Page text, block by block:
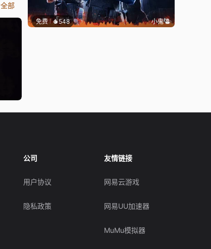
部
免费 548 小鬼
公司
用户协议
隐私政策
友情链接
网易云游戏
网易UU加速器
MuMu模拟器